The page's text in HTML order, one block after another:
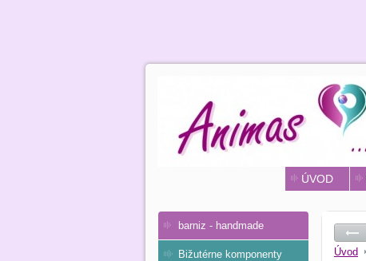
ÚVOD
Úvod
barniz - handmade
Bižutérne komponenty